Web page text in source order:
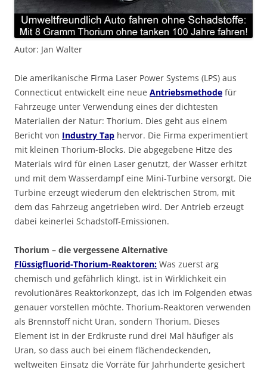
Autor: Jan Walter
Die amerikanische Firma Laser Power Systems (LPS) aus
Connecticut entwickelt eine neue Antriebsmethode für
Fahrzeuge unter Verwendung eines der dichtesten
Materialien der Natur: Thorium. Dies geht aus einem
Bericht von Industry Tap hervor. Die Firma experimentiert
mit kleinen Thorium-Blocks. Die abgegebene Hitze des
Materials wird für einen Laser genutzt, der Wasser erhitzt
und mit dem Wasserdampf eine Mini-Turbine versorgt. Die
Turbine erzeugt wiederum den elektrischen Strom, mit
dem das Fahrzeug angetrieben wird. Der Antrieb erzeugt
dabei keinerlei Schadstoff-Emissionen.
Thorium – die vergessene Alternative
Flüssigfluorid-Thorium-Reaktoren: Was zuerst arg
chemisch und gefährlich klingt, ist in Wirklichkeit ein
revolutionäres Reaktorkonzept, das ich im Folgenden etwas
genauer vorstellen möchte. Thorium-Reaktoren verwenden
als Brennstoff nicht Uran, sondern Thorium. Dieses
Element ist in der Erdkruste rund drei Mal häufiger als
Uran, so dass auch bei einem flächendeckenden,
weltweiten Einsatz die Vorräte für Jahrhunderte gesichert